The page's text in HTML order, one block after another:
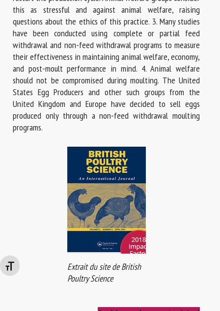
Changer la taille de la police
this as stressful and against animal welfare, raising
questions about the ethics of this practice. 3. Many studies
have been conducted using complete or partial feed
withdrawal and non-feed withdrawal programs to measure
their effectiveness in maintaining animal welfare, economy,
and post-moult performance in mind. 4. Animal welfare
should not be compromised during moulting. The United
States Egg Producers and other such groups from the
United Kingdom and Europe have decided to sell eggs
produced only through a non-feed withdrawal moulting
programs.
Extrait du site de British
Poultry Science